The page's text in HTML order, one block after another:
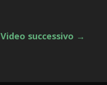
Video successivo →